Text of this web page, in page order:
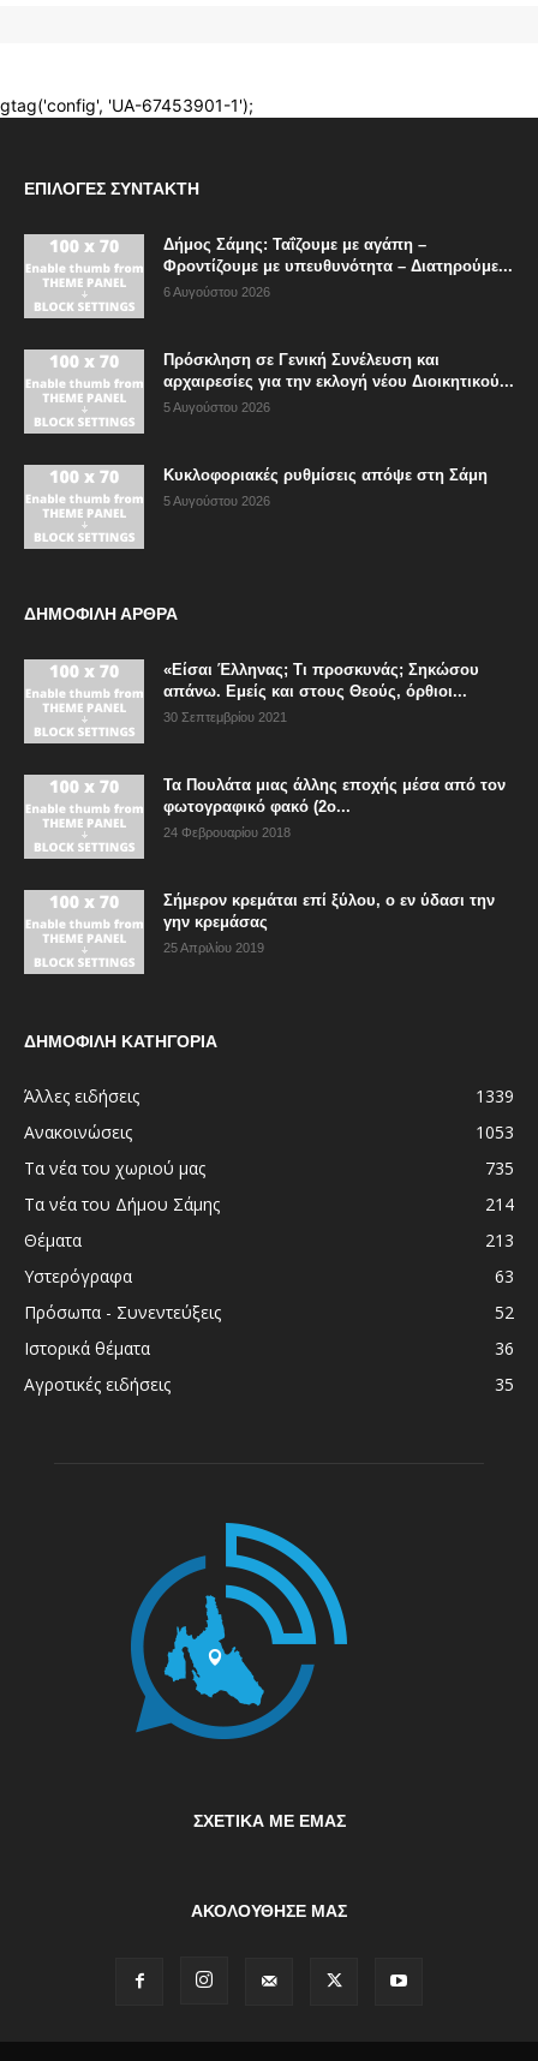
ΕΠΙΛΟΓΈΣ ΣΥΝΤΆΚΤΗ
Δήμος Σάμης: Ταΐζουμε με αγάπη –
Φροντίζουμε με υπευθυνότητα – Διατηρούμε...
6 Αυγούστου 2026
Πρόσκληση σε Γενική Συνέλευση και
αρχαιρεσίες για την εκλογή νέου Διοικητικού...
5 Αυγούστου 2026
Κυκλοφοριακές ρυθμίσεις απόψε στη Σάμη
5 Αυγούστου 2026
ΔΗΜΟΦΙΛΗ ΑΡΘΡΑ
«Είσαι Έλληνας; Τι προσκυνάς; Σηκώσου
απάνω. Εμείς και στους Θεούς, όρθιοι...
30 Σεπτεμβρίου 2021
Τα Πουλάτα μιας άλλης εποχής μέσα από τον
φωτογραφικό φακό (2ο...
24 Φεβρουαρίου 2018
Σήμερον κρεμάται επί ξύλου, ο εν ύδασι την
γην κρεμάσας
25 Απριλίου 2019
ΔΗΜΟΦΙΛΗ ΚΑΤΗΓΟΡΙΑ
Άλλες ειδήσεις
1339
Ανακοινώσεις
1053
Τα νέα του χωριού μας
735
Τα νέα του Δήμου Σάμης
214
Θέματα
213
Υστερόγραφα
63
Πρόσωπα - Συνεντεύξεις
52
Ιστορικά θέματα
36
Αγροτικές ειδήσεις
35
ΣΧΕΤΙΚΆ ΜΕ ΕΜΆΣ
ΑΚΟΛΟΥΘΗΣΕ ΜΑΣ